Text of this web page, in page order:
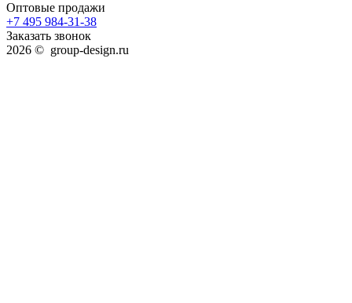
Оптовые продажи
+7 495 984-31-38
Заказать звонок
2026 © group-design.ru